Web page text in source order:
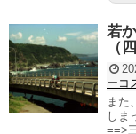
若
（
ーコ
また
しま
==>